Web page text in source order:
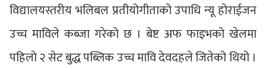
विद्यालयस्तरीय भलिबल प्रतीयोगीताको उपाधि न्यू होराईजन
उच्च माविले कब्जा गरेको छ । बेष्ट अफ फाइभको खेलमा
पहिलो २ सेट बुद्ध पब्लिक उच्च मावि देवदहले जितेको थियो ।